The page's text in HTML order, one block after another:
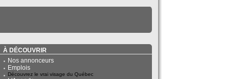
À DÉCOUVRIR
Nos annonceurs
Emplois
Découvrez le vrai visage du Québec